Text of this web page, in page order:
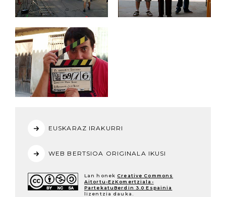
EUSKARAZ IRAKURRI
WEB BERTSIOA ORIGINALA IKUSI
Lan honek Creative Commons
Aitortu-EzKomertziala-
PartekatuBerdin 3.0 Espainia
lizentzia dauka.